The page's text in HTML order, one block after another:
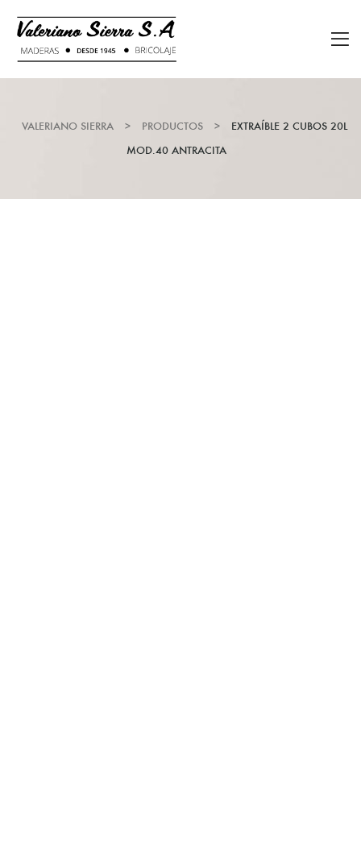
VALERIANO SIERRA > PRODUCTOS >
EXTRAÍBLE 2 CUBOS 20L
MOD.40 ANTRACITA